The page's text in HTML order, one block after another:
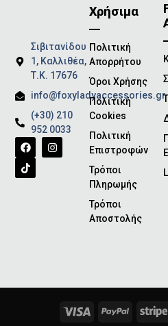
Σιβιτανίδου
1, Καλλιθέα,
Τ.Κ. 17676
info@foxyladyaccessories.gr
(+30) 210
952 0033
Χρήσιμα
Πολιτική
Απορρήτου
Όροι Χρήσης
Πολιτική
Cookies
Πολιτική
Επιστροφών
Τρόποι
Πληρωμής
Τρόποι
Αποστολής